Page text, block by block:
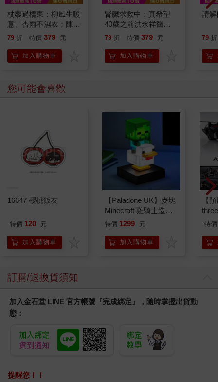
杖藜過橋東：柳風生暖
意、杏雨不濕衣；陳亮
恭談以心轉境的適齡漫
79 折 特價 379 元
加入購物車
腎臟求救中：真希望
40歲之前洪永祥醫師
就告訴我這些事
79 折 特價 379 元
加入購物車
請解
79 折
您可能會喜歡
16647 櫻桃飯友
特價 120 元
加入購物車
【Paladone UK】麥塊
Minecraft 雞騎士造型
ICON小夜燈
特價 1299 元
加入購物車
【
VA
特價
訂購/退換貨須知
加入金石堂 LINE 官方帳號『完成綁定』，隨時掌握出貨動
態：
提醒您！！